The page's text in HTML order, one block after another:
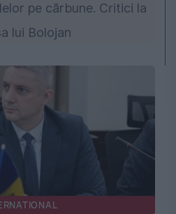
pe cărbune. Critici la
lui Bolojan